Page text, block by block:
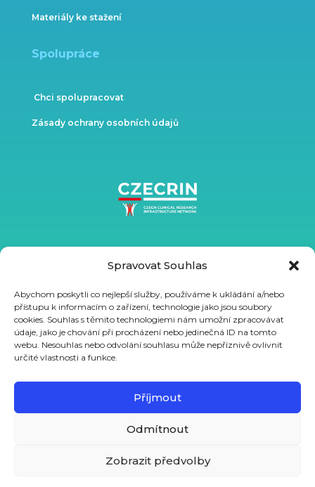
Spravovat Souhlas
Abychom poskytli co nejlepší služby, používáme k ukládání a/nebo
přístupu k informacím o zařízení, technologie jako jsou soubory
cookies. Souhlas s těmito technologiemi nám umožní zpracovávat
údaje, jako je chování při procházení nebo jedinečná ID na tomto
webu. Nesouhlas nebo odvolání souhlasu může nepříznivě ovlivnit
určité vlastnosti a funkce.
Příjmout
Odmítnout
Zobrazit předvolby
Materiály ke stažení
Spolupráce
Chci spolupracovat
Zásady ochrany osobních údajů
projektem VVI CZECRIN (LM2023049) a z Evropského sociálního
fondu a Evropského fondu regionálního rozvoje projektem
CZECRIN_PRO PACIENTY – zavádění inovativních moderních